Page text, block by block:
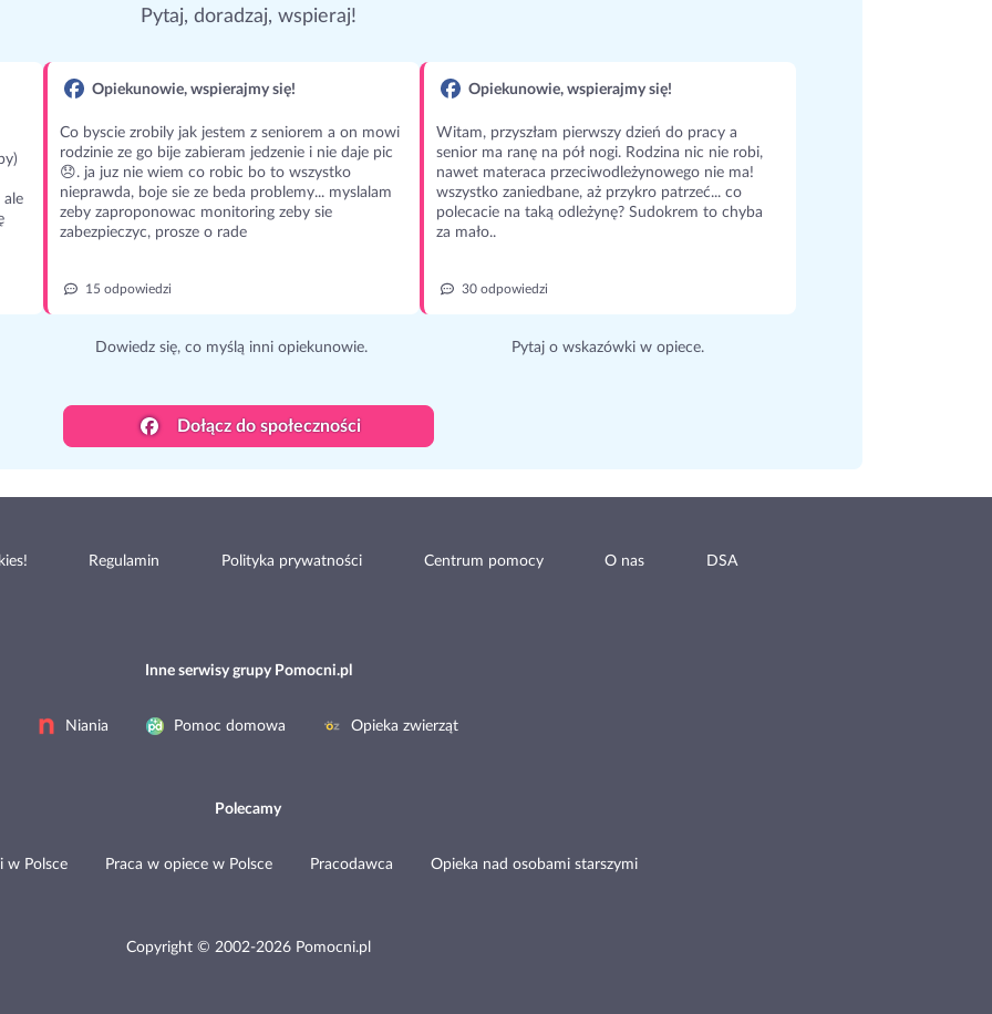
Pytaj, doradzaj, wspieraj!
ale
Opiekunowie, wspierajmy się!
Co byscie zrobily jak jestem z seniorem a on mowi
rodzinie ze go bije zabieram jedzenie i nie daje pic
😞. ja juz nie wiem co robic bo to wszystko
nieprawda, boje sie ze beda problemy... myslalam
zeby zaproponowac monitoring zeby sie
zabezpieczyc, prosze o rade
15 odpowiedzi
Dowiedz się, co myślą inni opiekunowie.
Opiekunowie, wspierajmy się!
Witam, przyszłam pierwszy dzień do pracy a
senior ma ranę na pół nogi. Rodzina nic nie robi,
nawet materaca przeciwodleżynowego nie ma!
wszystko zaniedbane, aż przykro patrzeć... co
polecacie na taką odleżynę? Sudokrem to chyba
za mało..
30 odpowiedzi
Pytaj o wskazówki w opiece.
Dołącz do społeczności
Regulamin Polityka prywatności Centrum pomocy O nas DSA
Inne serwisy grupy Pomocni.pl
Niania Pomoc domowa Opieka zwierząt
Polecamy
w Polsce Praca w opiece w Polsce Pracodawca Opieka nad osobami starszymi
Copyright © 2002-2026 Pomocni.pl